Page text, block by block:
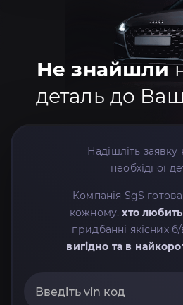
Не знайшли
деталь до
Надішліть заявку
необхідної
Компанія SgS
кожному,хто
придбанні якісних
вигідно та в